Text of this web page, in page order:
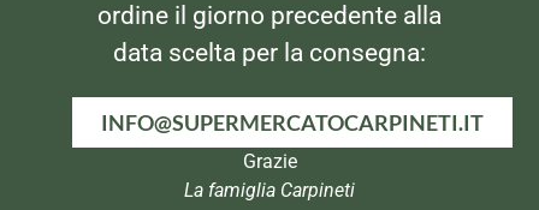
ordine il giorno precedente alla
data scelta per la consegna:
INFO@SUPERMERCATOCARPINETI.IT
Grazie
La famiglia Carpineti